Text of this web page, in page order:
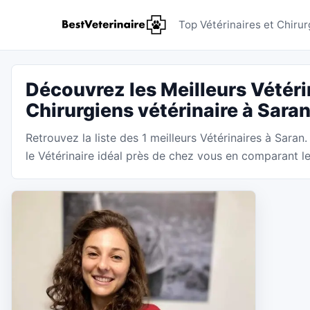
Top Vétérinaires et
Découvrez les Meilleurs
Chirurgiens vétérinaire à Saran
Retrouvez la liste des 1 meilleurs Vétérinaires à
le Vétérinaire idéal près de chez vous en comparant